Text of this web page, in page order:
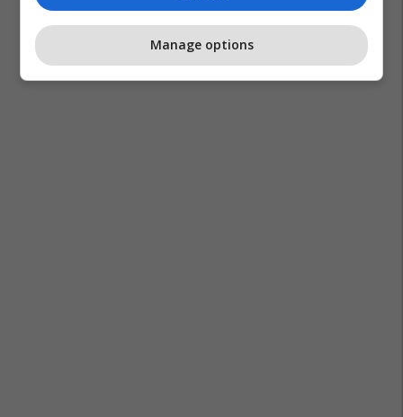
Manage options